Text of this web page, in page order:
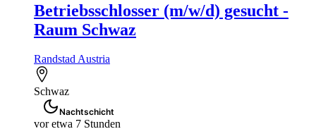
Betriebsschlosser (m/w/d) gesucht -
Raum Schwaz
Randstad Austria
Schwaz
Nachtschicht
vor etwa 7 Stunden